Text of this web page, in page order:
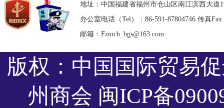
地址：中国福建省福州市仓山区南江滨西大道
办公室电话（Tel）：86-591-87804746 传真Fax
邮箱：Fzmch_bgs@163.com
版权：中国国际贸易
州商会 闽ICP备